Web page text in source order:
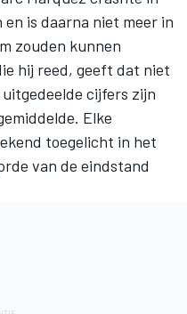
is daarna niet meer in
zouden kunnen
hij reed, geeft dat niet
cijfers zijn
Elke
toegelicht in het
van de eindstand